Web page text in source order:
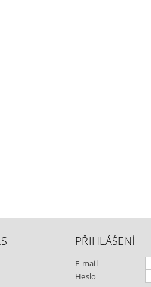
PŘIHLÁŠENÍ
E-mail
Heslo